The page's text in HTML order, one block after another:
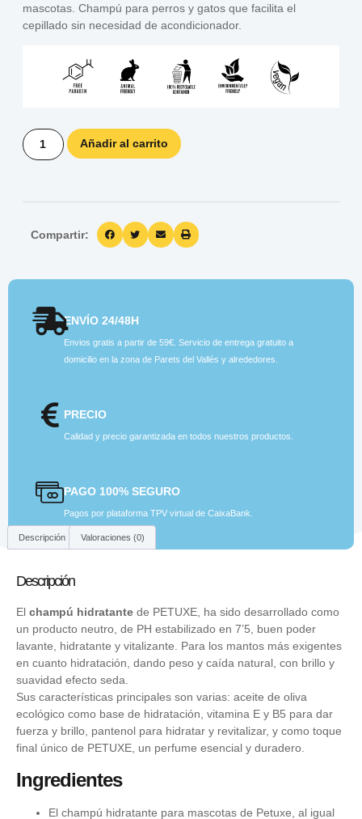
mascotas. Champú para perros y gatos que facilita el
cepillado sin necesidad de acondicionador.
Añadir al carrito
Compartir:
ENVÍO 24/48H
Envios gratis a partir de 59€. Servicio de entrega gratuito a
domicilio en la zona de Parets del Vallés y alrededores.
PRECIO
Calidad y precio garantizada en todos nuestros productos.
PAGO 100% SEGURO
Pagos por plataforma TPV virtual de CaixaBank.
Descripción Valoraciones (0)
Descripción
El champú hidratante de PETUXE, ha sido desarrollado como
un producto neutro, de PH estabilizado en 7’5, buen poder
lavante, hidratante y vitalizante. Para los mantos más exigentes
en cuanto hidratación, dando peso y caída natural, con brillo y
suavidad efecto seda.
Sus características principales son varias: aceite de oliva
ecológico como base de hidratación, vitamina E y B5 para dar
fuerza y brillo, pantenol para hidratar y revitalizar, y como toque
final único de PETUXE, un perfume esencial y duradero.
Ingredientes
El champú hidratante para mascotas de Petuxe, al igual